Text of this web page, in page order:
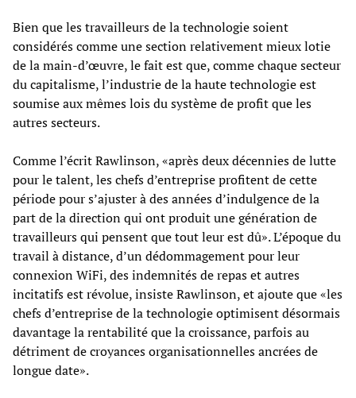
Bien que les travailleurs de la technologie soient
considérés comme une section relativement mieux lotie
de la main-d’œuvre, le fait est que, comme chaque secteur
du capitalisme, l’industrie de la haute technologie est
soumise aux mêmes lois du système de profit que les
autres secteurs.
Comme l’écrit Rawlinson, «après deux décennies de lutte
pour le talent, les chefs d’entreprise profitent de cette
période pour s’ajuster à des années d’indulgence de la
part de la direction qui ont produit une génération de
travailleurs qui pensent que tout leur est dû». L’époque du
travail à distance, d’un dédommagement pour leur
connexion WiFi, des indemnités de repas et autres
incitatifs est révolue, insiste Rawlinson, et ajoute que «les
chefs d’entreprise de la technologie optimisent désormais
davantage la rentabilité que la croissance, parfois au
détriment de croyances organisationnelles ancrées de
longue date».